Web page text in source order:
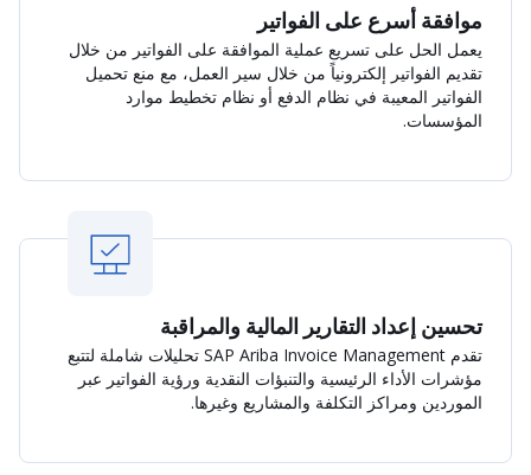
موافقة أسرع على الفواتير
يعمل الحل على تسريع عملية الموافقة على الفواتير من خلال
تقديم الفواتير إلكترونياً من خلال سير العمل، مع منع تحميل
الفواتير المعيبة في نظام الدفع أو نظام تخطيط موارد
المؤسسات.
تحسين إعداد التقارير المالية والمراقبة
تقدم SAP Ariba Invoice Management تحليلات شاملة لتتبع
مؤشرات الأداء الرئيسية والتنبؤات النقدية ورؤية الفواتير عبر
الموردين ومراكز التكلفة والمشاريع وغيرها.